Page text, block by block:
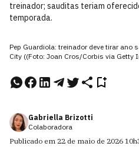
treinador; sauditas teriam
temporada.
Pep Guardiola: treinador deve tirar ano
City ((Foto: Joan Cros/Corbis via Getty
Gabriella Brizotti
Colaboradora
Publicado em 22 de maio de 2026